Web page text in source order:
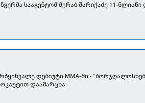
სააგენტომ მერაბ შარიქაძე 11-
დებიუტი MMA-ში -
დაამარცხა